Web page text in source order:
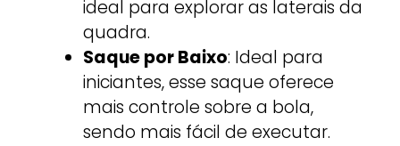
ideal para explorar as laterais da
quadra.
Saque por Baixo: Ideal para
iniciantes, esse saque oferece
mais controle sobre a bola,
sendo mais fácil de executar.